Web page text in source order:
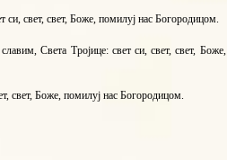
свет, свет, Боже, помилуј нас Богородицом.
Света Тројице: свет си, свет, свет, Боже,
свет, Боже, помилуј нас Богородицом.